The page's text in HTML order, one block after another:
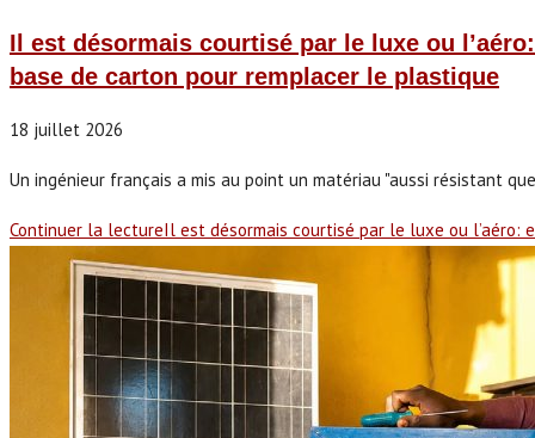
Il est désormais courtisé par le luxe ou
base de carton pour remplacer le plastique
18 juillet 2026
Un ingénieur français a mis au point un matériau "aussi résistant
Continuer la lectureIl est désormais courtisé par le luxe ou